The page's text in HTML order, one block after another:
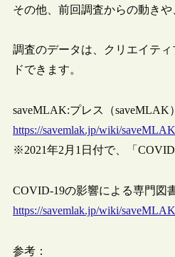
その他、前回調査からの動き
調査のデータは、クリエイテ
ドできます。
saveMLAK:プレス（saveMLAK）
https://savemlak.jp/wiki/
※2021年2月1日付で、「
COVID-19の影響による専門図
https://savemlak.jp/wiki/
参考：